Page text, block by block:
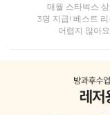
매월 스타벅스
3명 지급! 베스트 리
어렵지 않아